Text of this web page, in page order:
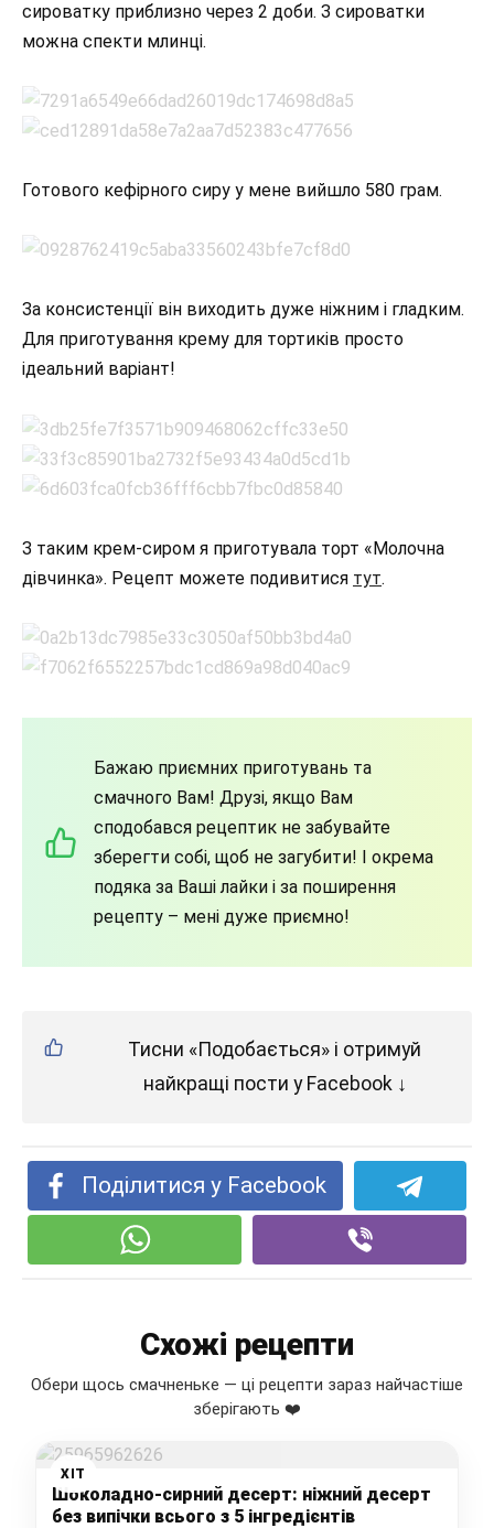
сироватку приблизно через 2 доби. З сироватки
можна спекти млинці.
Готового кефірного сиру у мене вийшло 580 грам.
За консистенції він виходить дуже ніжним і гладким.
Для приготування крему для тортиків просто
ідеальний варіант!
З таким крем-сиром я приготувала торт «Молочна
дівчинка». Рецепт можете подивитися тут.
Бажаю приємних приготувань та
смачного Вам! Друзі, якщо Вам
сподобався рецептик не забувайте
зберегти собі, щоб не загубити! І окрема
подяка за Ваші лайки і за поширення
рецепту – мені дуже приємно!
Тисни «Подобається» і отримуй
найкращі пости у Facebook ↓
Поділитися у Facebook
Схожі рецепти
Обери щось смачненьке — ці рецепти зараз найчастіше
зберігають ❤️
ХІТ
Шоколадно-сирний десерт: ніжний десерт
без випічки всього з 5 інгредієнтів